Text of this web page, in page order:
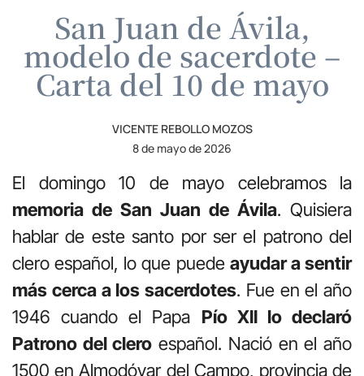
San Juan de Ávila,
modelo de sacerdote –
Carta del 10 de mayo
VICENTE REBOLLO MOZOS
8 de mayo de 2026
El domingo 10 de mayo celebramos la
memoria de San Juan de Ávila. Quisiera
hablar de este santo por ser el patrono del
clero español, lo que puede ayudar a sentir
más cerca a los sacerdotes. Fue en el año
1946 cuando el Papa Pío XII lo declaró
Patrono del clero español. Nació en el año
1500 en Almodóvar del Campo, provincia de